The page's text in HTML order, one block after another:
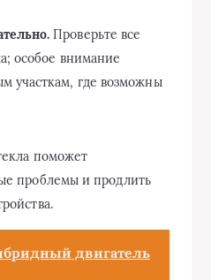
Проверьте все
особое внимание
участкам, где возможны
поможет
проблемы и продлить
двигатель